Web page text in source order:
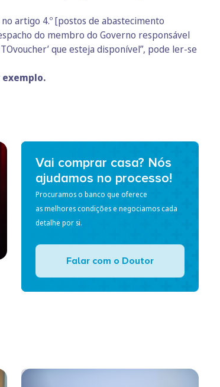
no artigo 4.º [postos de abastecimento
do membro do Governo responsável
que esteja disponível”, pode ler-se
Vai comprar casa? Nós
ajudamos no processo!
Procuramos o banco que oferece
as melhores condições e negociamos cada
detalhe por si.
Falar com o Doutor